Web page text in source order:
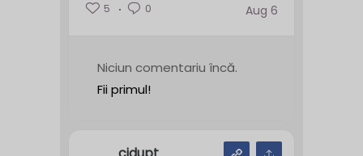
5
0 Aug 6
Niciun comentariu încă.
Fii primul!